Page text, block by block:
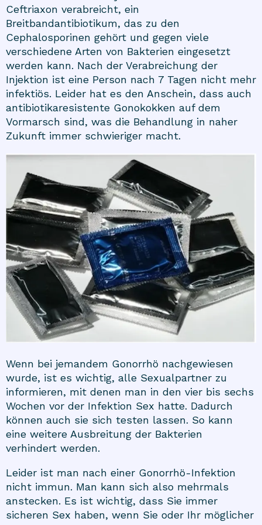
Ceftriaxon verabreicht, ein
Breitbandantibiotikum, das zu den
Cephalosporinen gehört und gegen viele
verschiedene Arten von Bakterien eingesetzt
werden kann. Nach der Verabreichung der
Injektion ist eine Person nach 7 Tagen nicht mehr
infektiös. Leider hat es den Anschein, dass auch
antibiotikaresistente Gonokokken auf dem
Vormarsch sind, was die Behandlung in naher
Zukunft immer schwieriger macht.
Wenn bei jemandem Gonorrhö nachgewiesen
wurde, ist es wichtig, alle Sexualpartner zu
informieren, mit denen man in den vier bis sechs
Wochen vor der Infektion Sex hatte. Dadurch
können auch sie sich testen lassen. So kann
eine weitere Ausbreitung der Bakterien
verhindert werden.
Leider ist man nach einer Gonorrhö-Infektion
nicht immun. Man kann sich also mehrmals
anstecken. Es ist wichtig, dass Sie immer
sicheren Sex haben, wenn Sie oder Ihr möglicher